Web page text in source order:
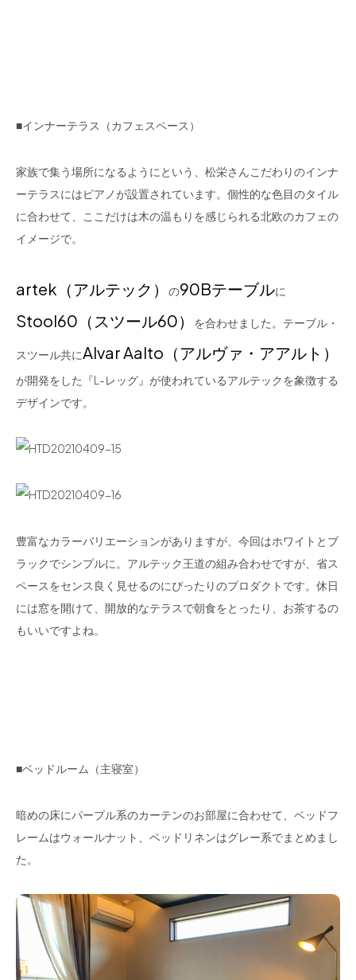
■インナーテラス（カフェスペース）
家族で集う場所になるようにという、松栄さんこだわりのインナ
ーテラスにはピアノが設置されています。個性的な色目のタイル
に合わせて、ここだけは木の温もりを感じられる北欧のカフェの
イメージで。
artek（アルテック） の90Bテーブルに
Stool60（スツール60） を合わせました。テーブル・
スツール共にAlvar Aalto（アルヴァ・アアルト）
が開発をした『L-レッグ』が使われているアルテックを象徴する
デザインです。
豊富なカラーバリエーションがありますが、今回はホワイトとブ
ラックでシンプルに。アルテック王道の組み合わせですが、省ス
ペースをセンス良く見せるのにぴったりのプロダクトです。休日
には窓を開けて、開放的なテラスで朝食をとったり、お茶するの
もいいですよね。
■ベッドルーム（主寝室）
暗めの床にパープル系のカーテンのお部屋に合わせて、ベッドフ
レームはウォールナット、ベッドリネンはグレー系でまとめまし
た。